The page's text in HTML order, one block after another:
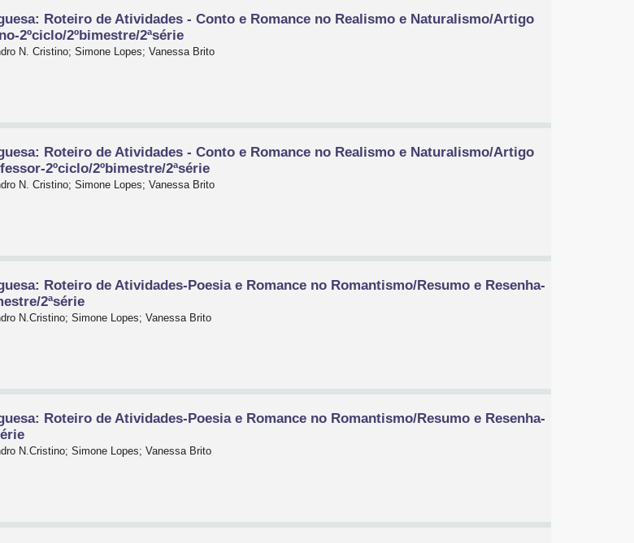
Roteiro de Atividades - Conto e Romance no Realismo e Naturalismo/Artigo
2ºciclo/2ºbimestre/2ªsérie
N. Cristino; Simone Lopes; Vanessa Brito
Roteiro de Atividades - Conto e Romance no Realismo e Naturalismo/Artigo
2ºciclo/2ºbimestre/2ªsérie
N. Cristino; Simone Lopes; Vanessa Brito
Roteiro de Atividades-Poesia e Romance no Romantismo/Resumo e Resenha-
2ªsérie
N.Cristino; Simone Lopes; Vanessa Brito
Roteiro de Atividades-Poesia e Romance no Romantismo/Resumo e Resenha-
N.Cristino; Simone Lopes; Vanessa Brito